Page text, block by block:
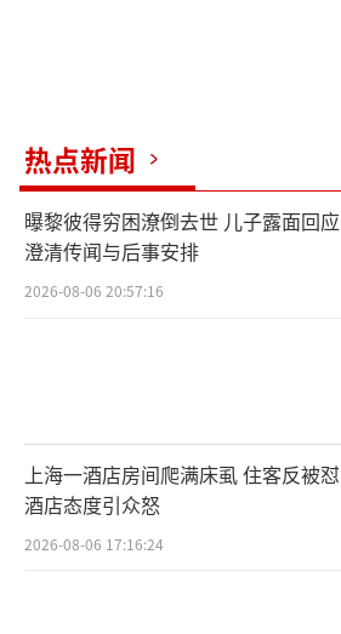
热点新闻
曝黎彼得穷困潦倒去世 儿子露面回应
澄清传闻与后事安排
2026-08-06 20:57:16
上海一酒店房间爬满床虱 住客反被怼
酒店态度引众怒
2026-08-06 17:16:24